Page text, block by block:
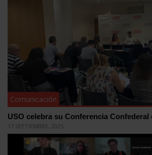
Comunicación
USO celebra su Conferencia Confederal
17 SEPTIEMBRE, 2025